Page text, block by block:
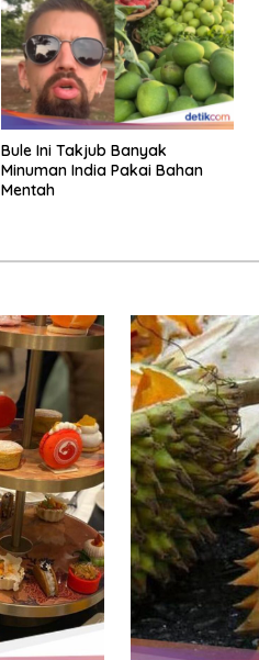
Bule Ini Takjub Banyak
Minuman India Pakai Bahan
Mentah